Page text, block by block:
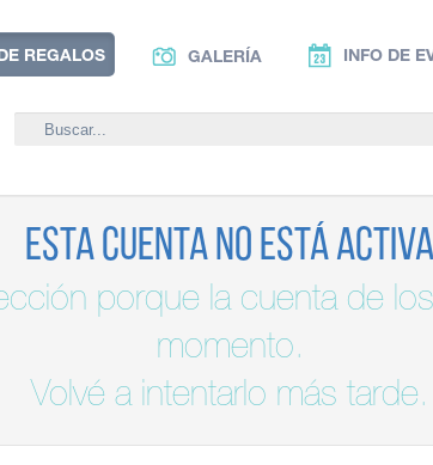
REGALOS GALERÍA INFO DE
Esta cuenta no está activa
porque la cuenta de
momento.
Volvé a intentarlo más tarde.